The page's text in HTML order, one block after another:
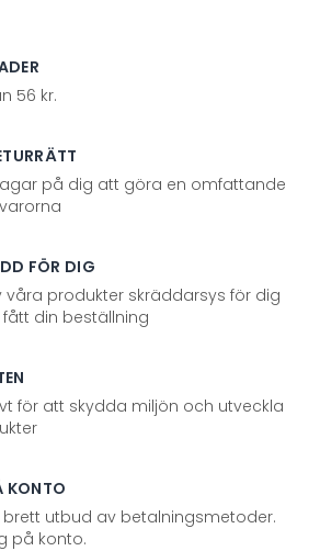
56 kr.
på dig att göra en omfattande
FÖR DIG
våra produkter skräddarsys för dig
din beställning
för att skydda miljön och utveckla
KONTO
brett utbud av betalningsmetoder.
på konto.